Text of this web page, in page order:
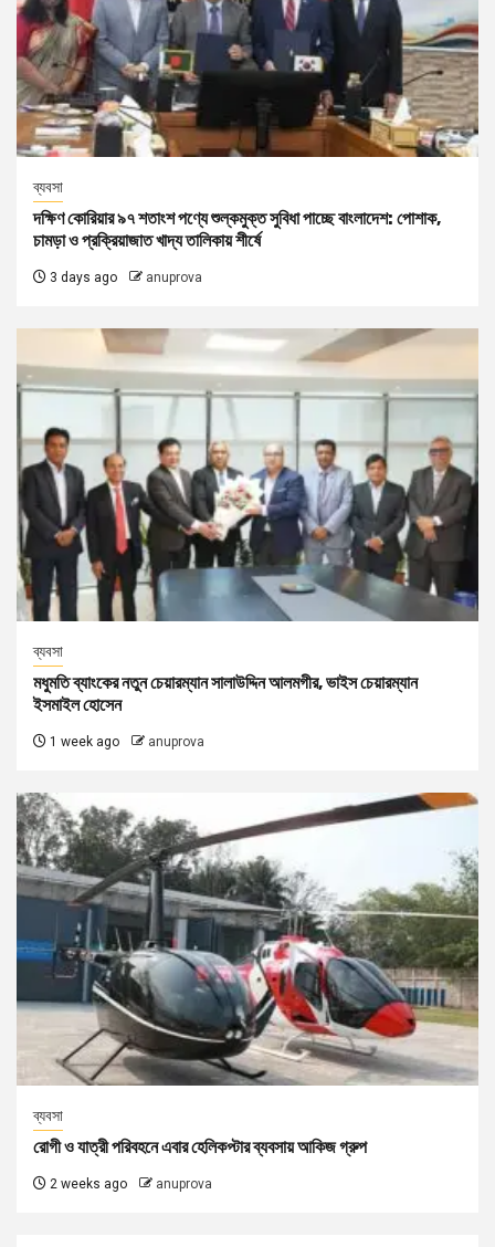
ব্যবসা
দক্ষিণ কোরিয়ার ৯৭ শতাংশ পণ্যে শুল্কমুক্ত সুবিধা পাচ্ছে বাংলাদেশ: পোশাক,
চামড়া ও প্রক্রিয়াজাত খাদ্য তালিকায় শীর্ষে
3 days ago anuprova
ব্যবসা
মধুমতি ব্যাংকের নতুন চেয়ারম্যান সালাউদ্দিন আলমগীর, ভাইস চেয়ারম্যান
ইসমাইল হোসেন
1 week ago anuprova
ব্যবসা
রোগী ও যাত্রী পরিবহনে এবার হেলিকপ্টার ব্যবসায় আকিজ গ্রুপ
2 weeks ago anuprova